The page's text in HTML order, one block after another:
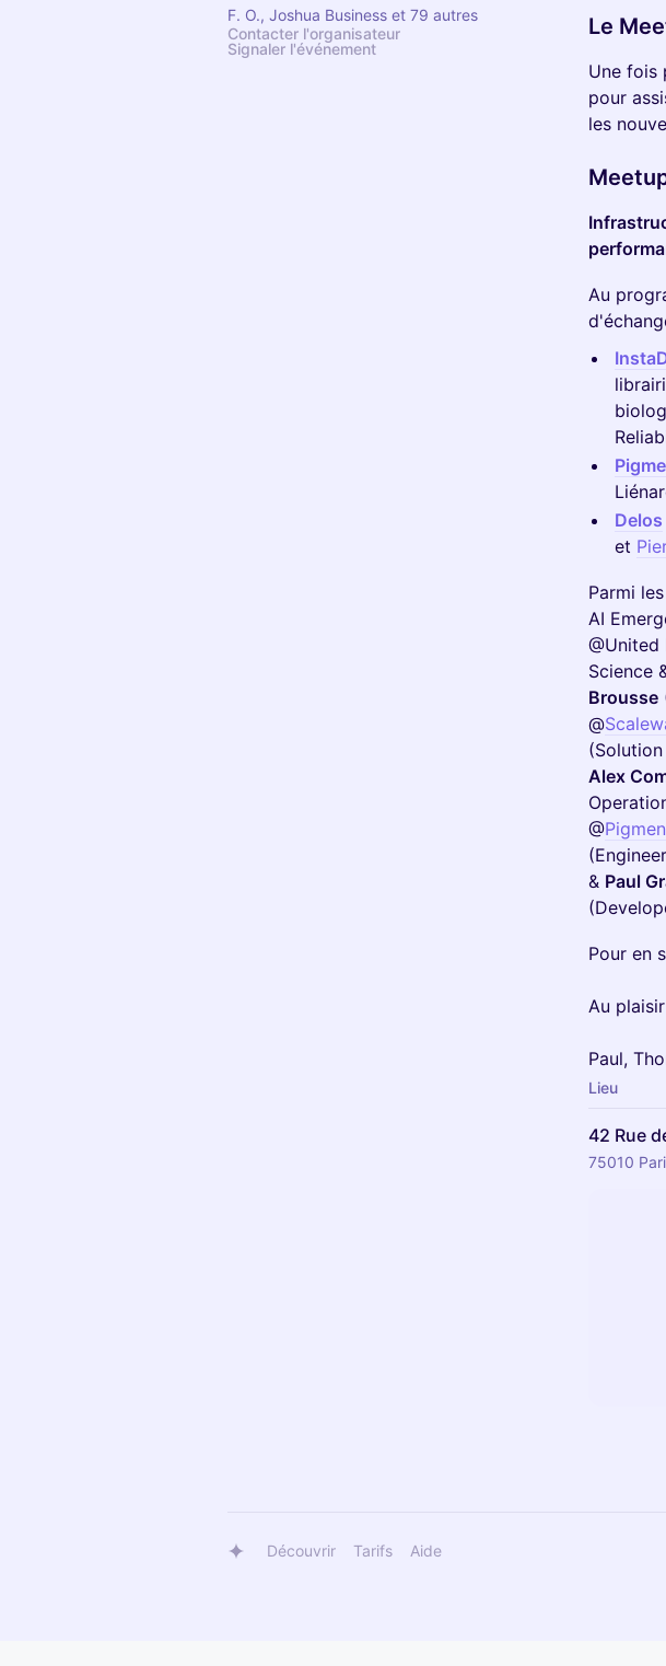
F. O., Joshua Business et 79 autres
Contacter l'organisateur
Signaler l'événement
​Le
​Une fois
pour
les
Au
Delos
et
Parmi
AI
Science
Brousse
@
Alex
@
& Paul
​Pour en
Au
Paul,
Lieu
42 Rue
75010
Découvrir Tarifs Aide